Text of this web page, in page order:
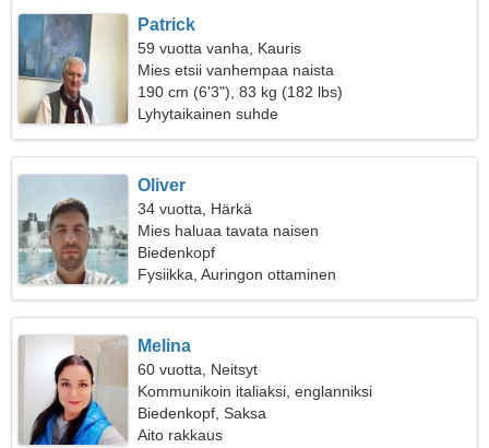
Patrick
59 vuotta vanha, Kauris
Mies etsii vanhempaa naista
190 cm (6'3"), 83 kg (182 lbs)
Lyhytaikainen suhde
Oliver
34 vuotta, Härkä
Mies haluaa tavata naisen
Biedenkopf
Fysiikka, Auringon ottaminen
Melina
60 vuotta, Neitsyt
Kommunikoin italiaksi, englanniksi
Biedenkopf, Saksa
Aito rakkaus